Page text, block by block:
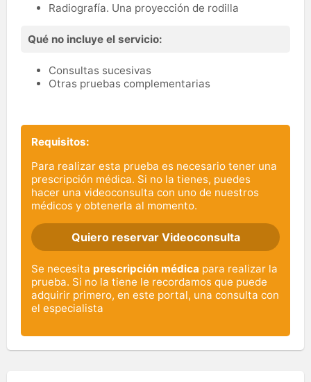
Radiografía. Una proyección de rodilla
Qué no incluye el servicio:
Consultas sucesivas
Otras pruebas complementarias
Requisitos:
Para realizar esta prueba es necesario tener una
prescripción médica. Si no la tienes, puedes
hacer una videoconsulta con uno de nuestros
médicos y obtenerla al momento.
Quiero reservar Videoconsulta
Se necesita prescripción médica para realizar la
prueba. Si no la tiene le recordamos que puede
adquirir primero, en este portal, una consulta con
el especialista